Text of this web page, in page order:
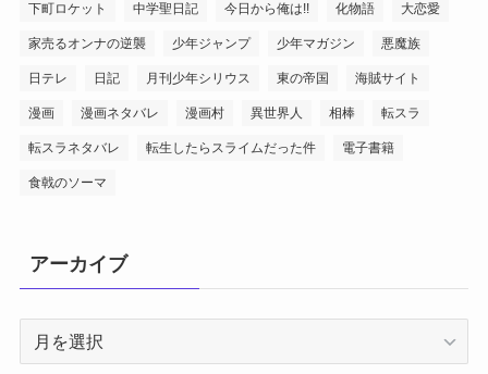
下町ロケット 中学聖日記 今日から俺は!! 化物語 大恋愛
家売るオンナの逆襲 少年ジャンプ 少年マガジン 悪魔族
日テレ 日記 月刊少年シリウス 東の帝国 海賊サイト
漫画 漫画ネタバレ 漫画村 異世界人 相棒 転スラ
転スラネタバレ 転生したらスライムだった件 電子書籍
食戟のソーマ
アーカイブ